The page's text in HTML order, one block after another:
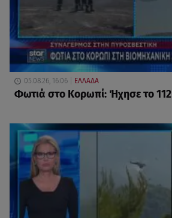
05.08.26, 16:06 ΕΛΛΑΔΑ
Φωτιά στο Κορωπί: Ήχησε το 112